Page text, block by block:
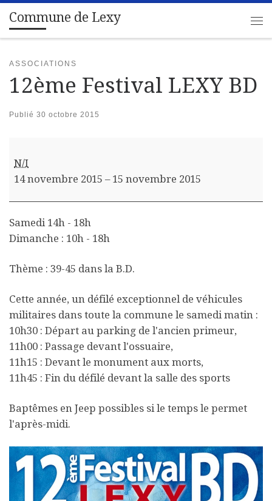
Passer au contenu
Commune de Lexy
ASSOCIATIONS
12ème Festival LEXY BD
Publié 30 octobre 2015
N/I
14 novembre 2015 – 15 novembre 2015
Samedi 14h - 18h
Dimanche : 10h - 18h
Thème : 39-45 dans la B.D.
Cette année, un défilé exceptionnel de véhicules
militaires dans toute la commune le samedi matin :
10h30 : Départ au parking de l'ancien primeur,
11h00 : Passage devant l'ossuaire,
11h15 : Devant le monument aux morts,
11h45 : Fin du défilé devant la salle des sports
Baptêmes en Jeep possibles si le temps le permet
l'après-midi.